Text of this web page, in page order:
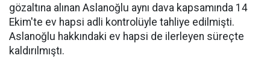
gözaltına alınan Aslanoğlu aynı dava kapsamında 14
Ekim'te ev hapsi adli kontrolüyle tahliye edilmişti.
Aslanoğlu hakkındaki ev hapsi de ilerleyen süreçte
kaldırılmıştı.